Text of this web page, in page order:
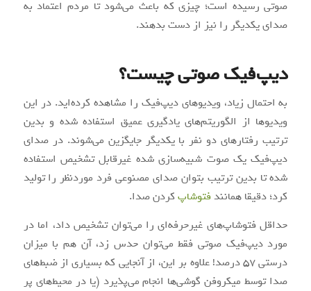
صوتی رسیده است؛ چیزی که باعث می‌شود تا مردم اعتماد به
صدای یکدیگر را نیز از دست بدهند.
دیپ‌فیک صوتی چیست؟
به احتمال زیاد، ویدیوهای دیپ‌فیک را مشاهده کرده‌اید. در این
ویدیوها از الگوریتم‌های یادگیری عمیق استفاده شده و بدین
ترتیب رفتارهای دو نفر با یکدیگر جایگزین می‌شوند. در صدای
دیپ‌فیک یک صوت شبیه‌سازی شده غیرقابل تشخیص استفاده
شده تا بدین ترتیب بتوان صدای مصنوعی فرد موردنظر را تولید
کرد؛ دقیقا همانندفتوشاپکردن صدا.
حداقل فتوشاپ‌های غیرحرفه‌ای را می‌توان تشخیص داد، اما در
مورد دیپ‌فیک صوتی فقط می‌توان حدس زد، آن هم با میزان
درستی 57 درصد! علاوه بر این، از آنجایی که بسیاری از ضبط‌های
صدا توسط میکروفن گوشی‌ها انجام می‌پذیرد (یا در محیط‌های پر